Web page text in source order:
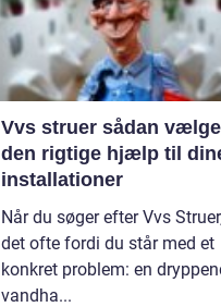
Vvs struer sådan vælger du
den rigtige hjælp til
installationer
Når du søger efter Vvs
det ofte fordi du står med et
konkret problem: en
vandha...